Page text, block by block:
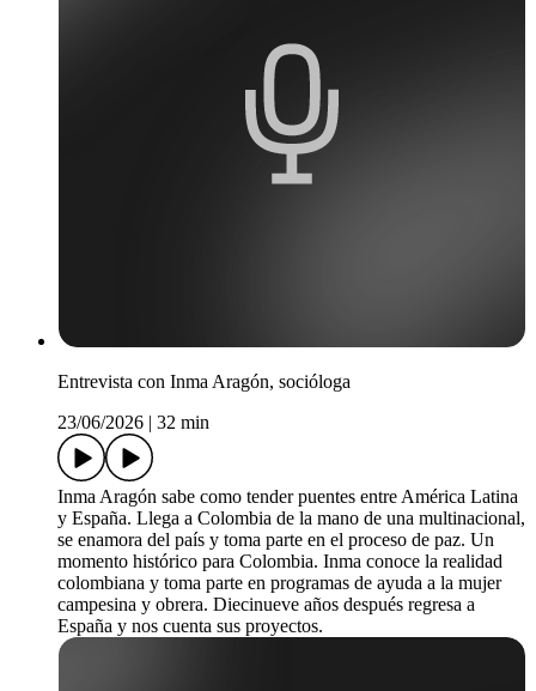
Entrevista con Inma Aragón, socióloga
23/06/2026 | 32 min
Inma Aragón sabe como tender puentes entre América Latina
y España. Llega a Colombia de la mano de una multinacional,
se enamora del país y toma parte en el proceso de paz. Un
momento histórico para Colombia. Inma conoce la realidad
colombiana y toma parte en programas de ayuda a la mujer
campesina y obrera. Diecinueve años después regresa a
España y nos cuenta sus proyectos.